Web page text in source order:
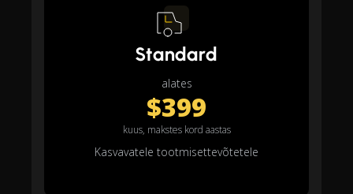
Standard
alates
$399
kuus, makstes kord aastas
Kasvavatele tootmisettevõtetele